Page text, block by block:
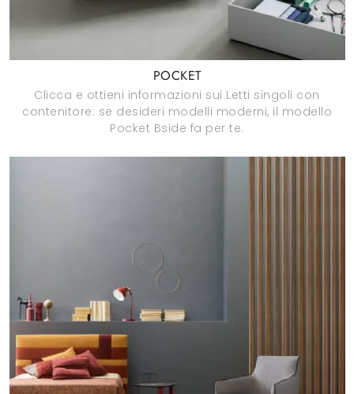
POCKET
Clicca e ottieni informazioni sui Letti singoli con
contenitore: se desideri modelli moderni, il modello
Pocket Bside fa per te.